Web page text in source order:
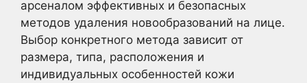
арсеналом эффективных и безопасных
методов удаления новообразований на лице.
Выбор конкретного метода зависит от
размера, типа, расположения и
индивидуальных особенностей кожи